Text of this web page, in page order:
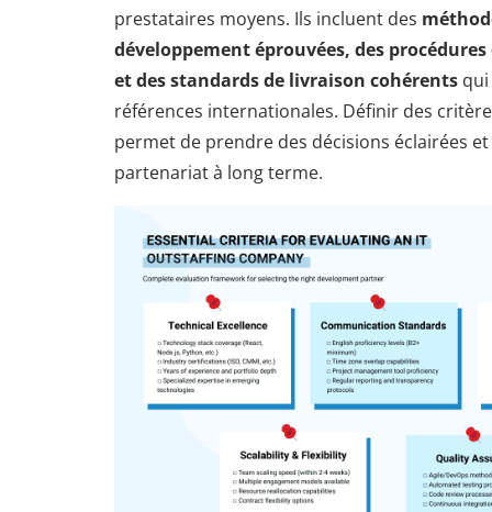
prestataires moyens. Ils incluent des
développement éprouvées, des
et des standards de livraison cohérents
références internationales. Définir des
permet de prendre des décisions éclairées
partenariat à long terme.